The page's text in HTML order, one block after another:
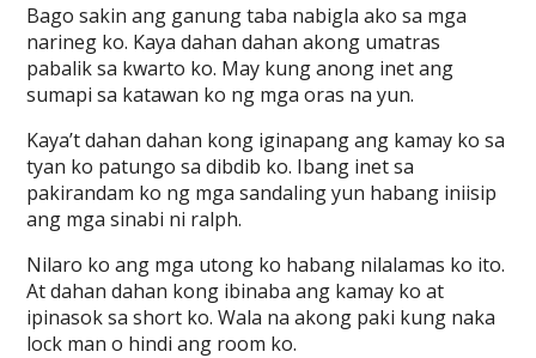
Bago sakin ang ganung taba nabigla ako sa mga
narineg ko. Kaya dahan dahan akong umatras
pabalik sa kwarto ko. May kung anong inet ang
sumapi sa katawan ko ng mga oras na yun.
Kaya’t dahan dahan kong iginapang ang kamay ko sa
tyan ko patungo sa dibdib ko. Ibang inet sa
pakirandam ko ng mga sandaling yun habang iniisip
ang mga sinabi ni ralph.
Nilaro ko ang mga utong ko habang nilalamas ko ito.
At dahan dahan kong ibinaba ang kamay ko at
ipinasok sa short ko. Wala na akong paki kung naka
lock man o hindi ang room ko.